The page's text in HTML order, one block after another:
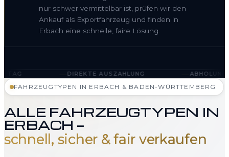
nur schwer vermittelbar ist, prüfen wir den
Ankauf als Exportfahrzeug und finden in
Erbach eine schnelle, faire Lösung.
AUSZAHLUNG —ABHOLUNG IN ERBACH UND
FAHRZEUGTYPEN IN ERBACH & BADEN-WÜRTTEMBERG
ALLE FAHRZEUGTYPEN IN
ERBACH —
schnell, sicher & fair verkaufen